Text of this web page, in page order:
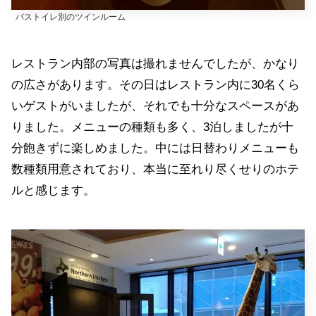
バストイレ別のツインルーム
レストラン内部の写真は撮れませんでしたが、かなり
の広さがあります。その日はレストラン内に30名くら
いゲストがいましたが、それでも十分なスペースがあ
りました。メニューの種類も多く、3泊しましたが十
分飽きずに楽しめました。中には日替わりメニューも
数種類用意されており、本当に至れり尽くせりのホテ
ルと感じます。